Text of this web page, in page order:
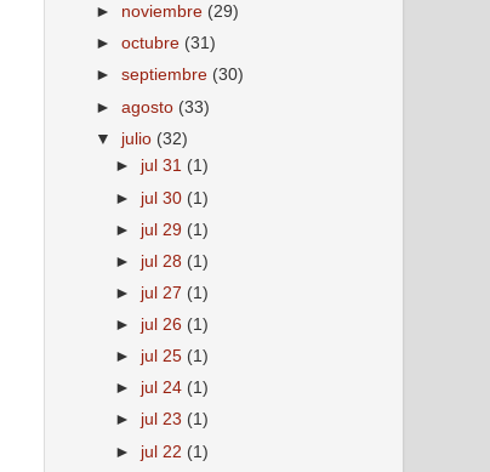
► noviembre (29)
►octubre (31)
►septiembre (30)
►agosto (33)
▼ julio (32)
► jul 31 (1)
► jul 30 (1)
► jul 29 (1)
► jul 28 (1)
► jul 27 (1)
► jul 26 (1)
► jul 25 (1)
► jul 24 (1)
► jul 23 (1)
► jul 22 (1)